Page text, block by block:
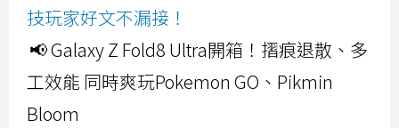
技玩家好文不漏接！
📢 Galaxy Z Fold8 Ultra開箱！摺痕退散、多
工效能 同時爽玩Pokemon GO、Pikmin
Bloom